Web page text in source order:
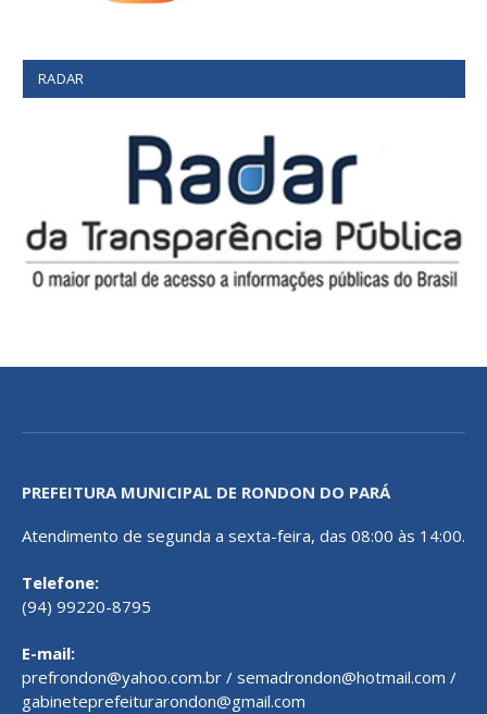
RADAR
PREFEITURA MUNICIPAL DE RONDON DO PARÁ
Atendimento de segunda a sexta-feira, das 08:00 às 14:00.
Telefone:
(94) 99220-8795
E-mail:
prefrondon@yahoo.com.br / semadrondon@hotmail.com /
gabineteprefeiturarondon@gmail.com